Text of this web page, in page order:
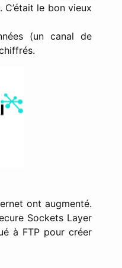
le bon vieux
(un canal de
ont augmenté.
Sockets Layer
à FTP pour créer